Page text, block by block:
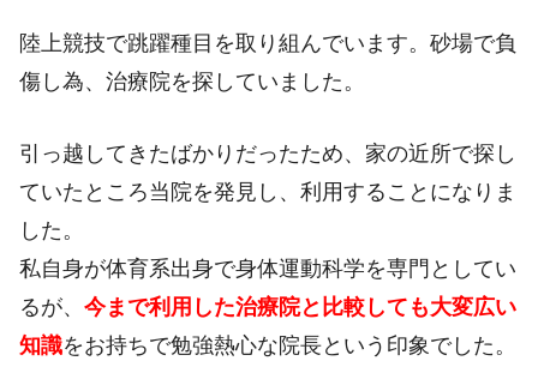
陸上競技で跳躍種目を取り組んでいます。砂場で負
傷し為、治療院を探していました。
引っ越してきたばかりだったため、家の近所で探し
ていたところ当院を発見し、利用することになりま
した。
私自身が体育系出身で身体運動科学を専門としてい
るが、 今まで利用 した治療院と比較しても大変広い
知識をお持ちで勉強熱心な院長という印象でした。